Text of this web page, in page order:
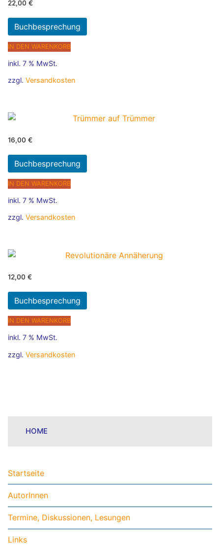
22,00 €
Buchbesprechung
IN DEN WARENKORB
inkl. 7 % MwSt.
zzgl. Versandkosten
16,00 €
Buchbesprechung
IN DEN WARENKORB
inkl. 7 % MwSt.
zzgl. Versandkosten
12,00 €
Buchbesprechung
IN DEN WARENKORB
inkl. 7 % MwSt.
zzgl. Versandkosten
HOME
Startseite
AutorInnen
Termine, Diskussionen, Lesungen
Links